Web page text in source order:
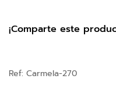
¡Comparte este
Ref: Carmela-270